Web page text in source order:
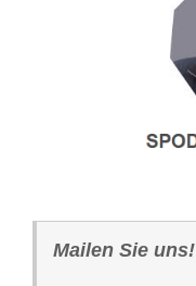
Mailen Sie uns!